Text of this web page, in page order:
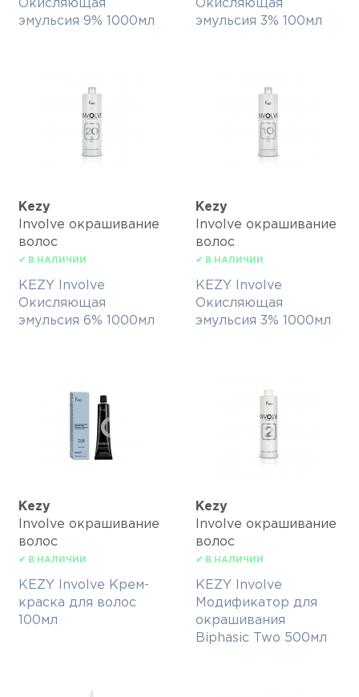
Окисляющая
эмульсия 9% 1000мл
Окисляющая
эмульсия 3% 100мл
Kezy
Involve окрашивание
волос
✔ В НАЛИЧИИ
KEZY Involve
Окисляющая
эмульсия 6% 1000мл
Kezy
Involve окрашивание
волос
✔ В НАЛИЧИИ
KEZY Involve
Окисляющая
эмульсия 3% 1000мл
Kezy
Involve окрашивание
волос
✔ В НАЛИЧИИ
KEZY Involve Крем-
краска для волос
100мл
Kezy
Involve окрашивание
волос
✔ В НАЛИЧИИ
KEZY Involve
Модификатор для
окрашивания
Biphasic Two 500мл